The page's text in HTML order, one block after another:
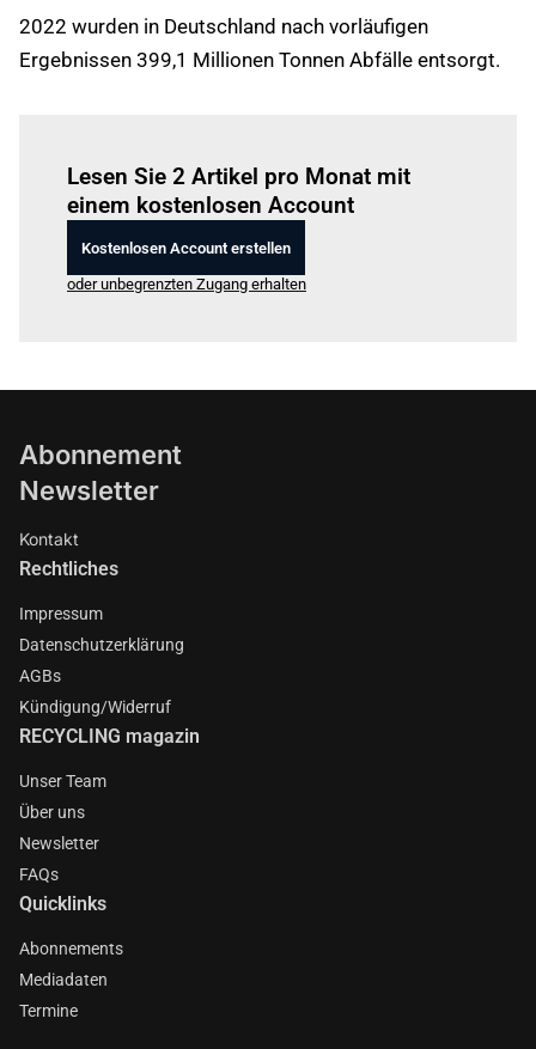
2022 wurden in Deutschland nach vorläufigen
Ergebnissen 399,1 Millionen Tonnen Abfälle entsorgt.
Lesen Sie 2 Artikel pro Monat mit
einem kostenlosen Account
Kostenlosen Account erstellen
oder unbegrenzten Zugang erhalten
Abonnement
Newsletter
Kontakt
Rechtliches
Impressum
Datenschutzerklärung
AGBs
Kündigung/Widerruf
RECYCLING magazin
Unser Team
Über uns
Newsletter
FAQs
Quicklinks
Abonnements
Mediadaten
Termine